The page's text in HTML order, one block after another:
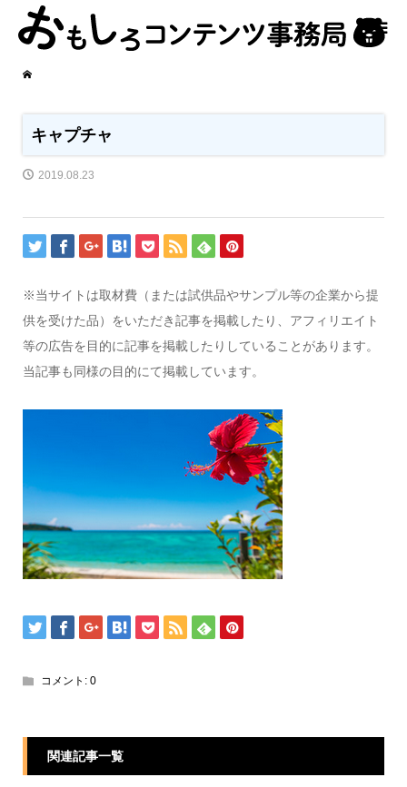
キャプチャ
2019.08.23
※当サイトは取材費（または試供品やサンプル等の企業から提
供を受けた品）をいただき記事を掲載したり、アフィリエイト
等の広告を目的に記事を掲載したりしていることがあります。
当記事も同様の目的にて掲載しています。
コメント: 0
関連記事一覧